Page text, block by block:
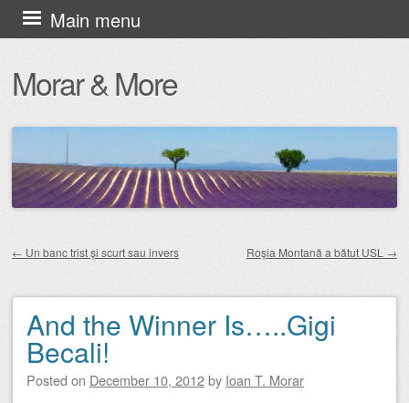
Morar & More
Main menu
Skip
to
content
← Un banc trist şi scurt sau invers Roşia Montană a bătut USL →
And the Winner Is…..Gigi
Becali!
Posted on December 10, 2012by Ioan T. Morar